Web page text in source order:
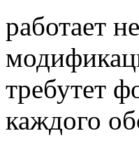
работает
требутет
каждого